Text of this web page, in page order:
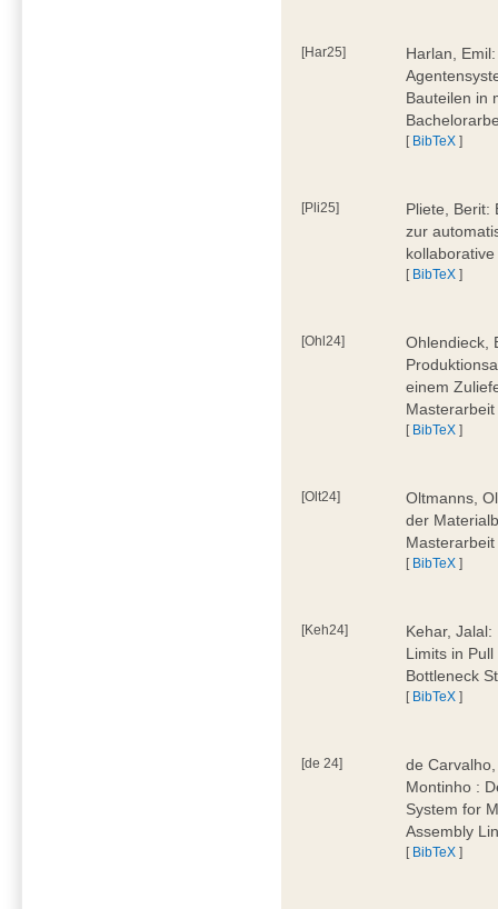
[Har25]
Harlan,
Bauteilen in
[ BibTeX ]
[Pli25]
Pliete, Berit:
zur
[ BibTeX ]
[Ohl24]
Ohlendieck,
einem
[ BibTeX ]
[Olt24]
Oltmanns,
der
[ BibTeX ]
[Keh24]
Kehar,
Limits in
Bottleneck
[ BibTeX ]
[de 24]
de
Montinho :
System for
Assembly
[ BibTeX ]